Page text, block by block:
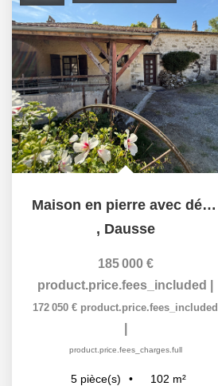
Maison en pierre avec dépendance attenante
, Dausse
185 000 €
product.price.fees_included
172 050 € product.price.fees_included
product.price.fees_charges.full
5 pièce(s) 102 m²